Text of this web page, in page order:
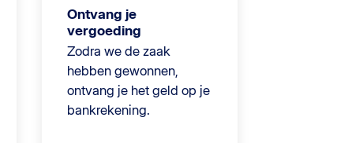
Ontvang je
vergoeding
Zodra we de zaak
hebben gewonnen,
ontvang je het geld op je
bankrekening.